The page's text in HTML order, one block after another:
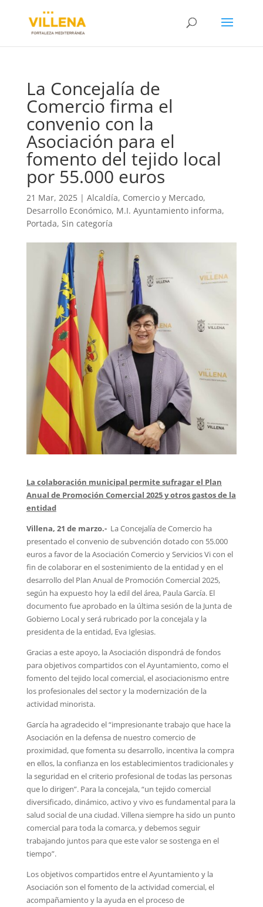
La Concejalía de
Comercio firma el
convenio con la
Asociación para el
fomento del tejido local
por 55.000 euros
21 Mar, 2025| Alcaldía, Comercio y Mercado,
Desarrollo Económico, M.I. Ayuntamiento informa,
Portada, Sin categoría
La colaboración municipal permite sufragar el Plan
Anual de Promoción Comercial 2025 y otros gastos de la
entidad
Villena, 21 de marzo.- La Concejalía de Comercio ha
presentado el convenio de subvención dotado con 55.000
euros a favor de la Asociación Comercio y Servicios Vi con el
fin de colaborar en el sostenimiento de la entidad y en el
desarrollo del Plan Anual de Promoción Comercial 2025,
según ha expuesto hoy la edil del área, Paula García. El
documento fue aprobado en la última sesión de la Junta de
Gobierno Local y será rubricado por la concejala y la
presidenta de la entidad, Eva Iglesias.
Gracias a este apoyo, la Asociación dispondrá de fondos
para objetivos compartidos con el Ayuntamiento, como el
fomento del tejido local comercial, el asociacionismo entre
los profesionales del sector y la modernización de la
actividad minorista.
García ha agradecido el “impresionante trabajo que hace la
Asociación en la defensa de nuestro comercio de
proximidad, que fomenta su desarrollo, incentiva la compra
en ellos, la confianza en los establecimientos tradicionales y
la seguridad en el criterio profesional de todas las personas
que lo dirigen”. Para la concejala, “un tejido comercial
diversificado, dinámico, activo y vivo es fundamental para la
salud social de una ciudad. Villena siempre ha sido un punto
comercial para toda la comarca, y debemos seguir
trabajando juntos para que este valor se sostenga en el
tiempo”.
Los objetivos compartidos entre el Ayuntamiento y la
Asociación son el fomento de la actividad comercial, el
acompañamiento y la ayuda en el proceso de